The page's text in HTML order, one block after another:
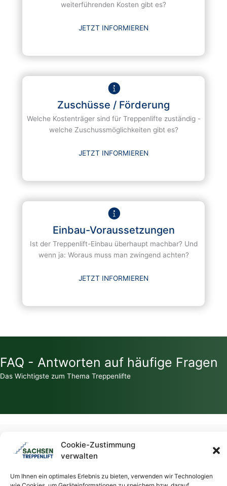
Cookie-Zustimmung
verwalten
Um Ihnen ein optimales Erlebnis zu bieten, verwenden wir Technologien
weiterführenden Kosten gibt es?
JETZT INFORMIEREN
Zuschüsse / Förderung
Welche Kostenträger sind für Treppenlifte zuständig -
welche Zuschussmöglichkeiten gibt es?
JETZT INFORMIEREN
Einbau-Voraussetzungen
Ist der Treppenlift-Einbau überhaupt machbar? Und
wenn ja: Woraus muss man zwingend achten?
JETZT INFORMIEREN
FAQ - Antworten auf häufige Fragen
Das Wichtigste zum Thema Treppenlifte